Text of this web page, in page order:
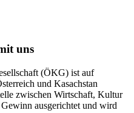
uns
(ÖKG) ist auf
und Kasachstan
zwischen Wirtschaft, Kultur
ausgerichtet und wird